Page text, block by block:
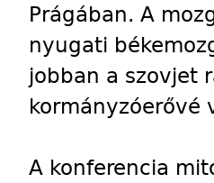
Prágában. A
nyugati
jobban a szovjet
kormányzóerővé
A konferencia